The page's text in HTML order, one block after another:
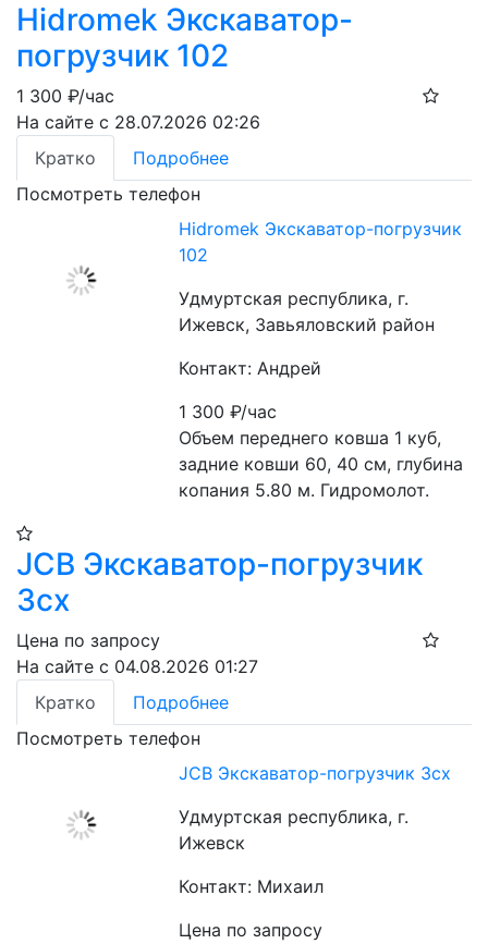
Hidromek Экскаватор-
погрузчик 102
1 300 ₽/час
На сайте с 28.07.2026 02:26
Кратко
Подробнее
Посмотреть телефон
Hidromek Экскаватор-погрузчик
102
Удмуртская республика, г.
Ижевск, Завьяловский район
Контакт: Андрей
1 300₽/час
Объем переднего ковша 1 куб,
задние ковши 60, 40 см, глубина
копания 5.80 м. Гидромолот.
JCB Экскаватор-погрузчик
3cx
Цена по запросу
На сайте с 04.08.2026 01:27
Кратко
Подробнее
Посмотреть телефон
JCB Экскаватор-погрузчик 3cx
Удмуртская республика, г.
Ижевск
Контакт: Михаил
Цена по запросу